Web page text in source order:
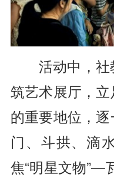
活动中，
筑艺术展厅，
的重要地位，
门、斗拱、滴
焦“明星文物”—